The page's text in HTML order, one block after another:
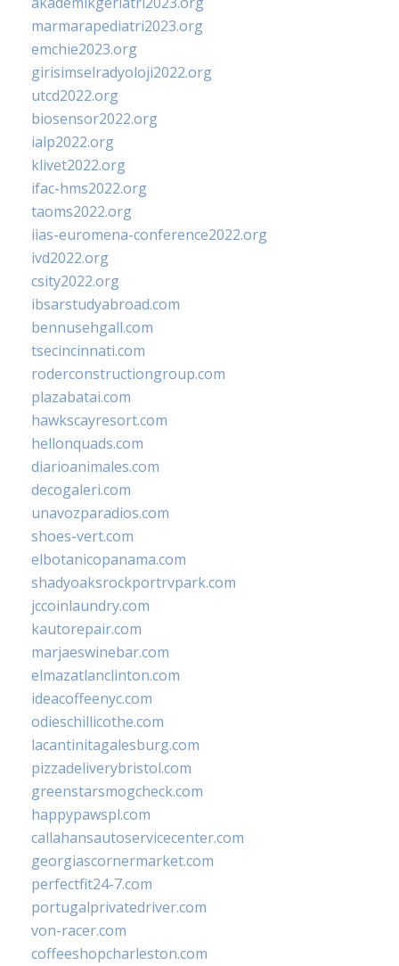
marmarapediatri2023.org
emchie2023.org
girisimselradyoloji2022.org
utcd2022.org
biosensor2022.org
ialp2022.org
klivet2022.org
ifac-hms2022.org
taoms2022.org
iias-euromena-conference2022.org
ivd2022.org
csity2022.org
ibsarstudyabroad.com
bennusehgall.com
tsecincinnati.com
roderconstructiongroup.com
plazabatai.com
hawkscayresort.com
hellonquads.com
diarioanimales.com
decogaleri.com
unavozparadios.com
shoes-vert.com
elbotanicopanama.com
shadyoaksrockportrvpark.com
jccoinlaundry.com
kautorepair.com
marjaeswinebar.com
elmazatlanclinton.com
ideacoffeenyc.com
odieschillicothe.com
lacantinitagalesburg.com
pizzadeliverybristol.com
greenstarsmogcheck.com
happypawspl.com
callahansautoservicecenter.com
georgiascornermarket.com
perfectfit24-7.com
portugalprivatedriver.com
von-racer.com
coffeeshopcharleston.com